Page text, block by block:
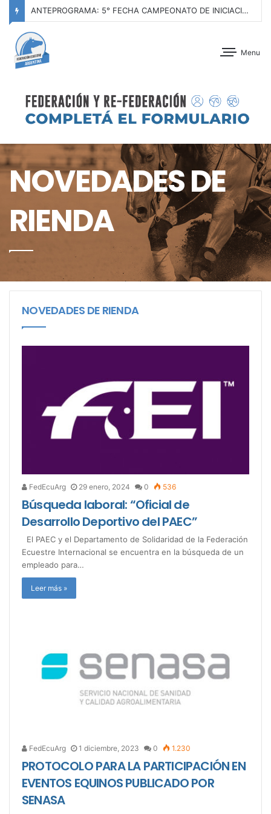
ANTEPROGRAMA: 5° FECHA CAMPEONATO DE INICIACIÓN A LA ACTIVIDAD ECUESTRE ZONA METROPOLITANA SUR – CLUB HÍPICO LA PLATA – 23 DE AGOSTO 2026
Menu
NOVEDADES DE
RIENDA
NOVEDADES DE RIENDA
FedEcuArg 29 enero, 2024 0 536
Búsqueda laboral: “Oficial de
Desarrollo Deportivo del PAEC”
El PAEC y el Departamento de Solidaridad de la Federación
Ecuestre Internacional se encuentra en la búsqueda de un
empleado para…
Leer más »
FedEcuArg 1 diciembre, 2023 0 1.230
PROTOCOLO PARA LA PARTICIPACIÓN EN
EVENTOS EQUINOS PUBLICADO POR
SENASA